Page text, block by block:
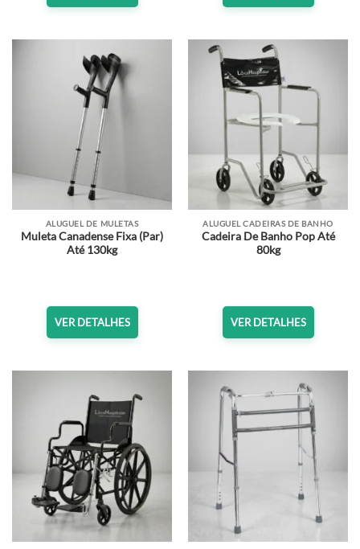
ALUGUEL DE MULETAS
Muleta Canadense Fixa (Par)
Até 130kg
VER DETALHES
ALUGUEL CADEIRAS DE BANHO
Cadeira De Banho Pop Até
80kg
VER DETALHES